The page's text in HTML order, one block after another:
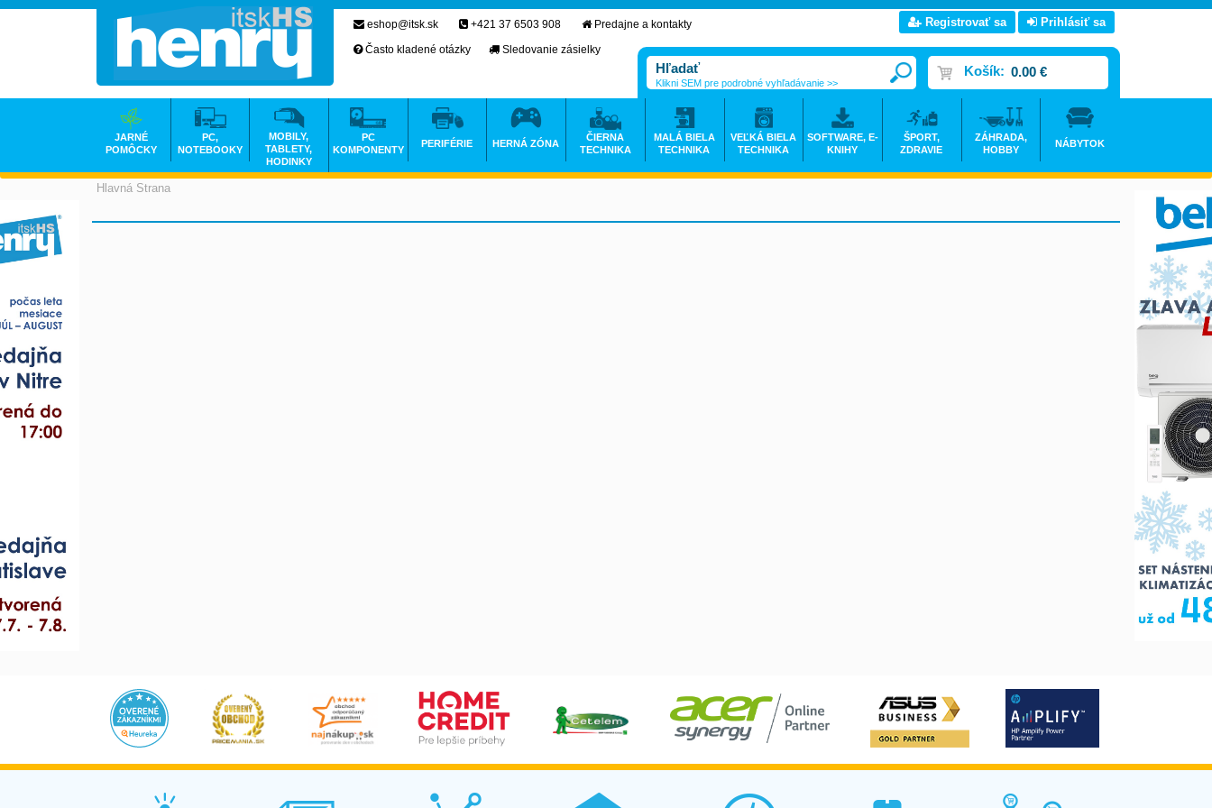
Hlavná Strana
eshop@itsk.sk +421 37 6503 908
Predajne a kontakty
Často kladené otázky
Sledovanie zásielky
Registrovať sa Prihlásiť sa
Košík: 0.00 €
Klikni SEM pre podrobné vyhľadávanie >>
JARNÉ
POMÔCKY
PC,
NOTEBOOKY
MOBILY,
TABLETY,
HODINKY
PC
KOMPONENTY
PERIFÉRIE HERNÁ ZÓNA
ČIERNA
TECHNIKA
MALÁ BIELA
TECHNIKA
VEĽKÁ BIELA
TECHNIKA
SOFTWARE, E-
KNIHY
ŠPORT,
ZDRAVIE
ZÁHRADA,
HOBBY
NÁBYTOK